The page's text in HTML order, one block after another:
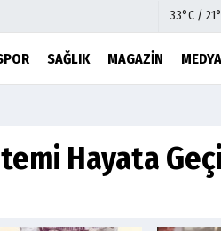
33°C /
SAĞLIK MAGAZIN MEDYA
Foto GaleriHayata